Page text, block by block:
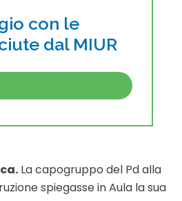
con le
dal MIUR
La capogruppo del Pd alla
spiegasse in Aula la sua